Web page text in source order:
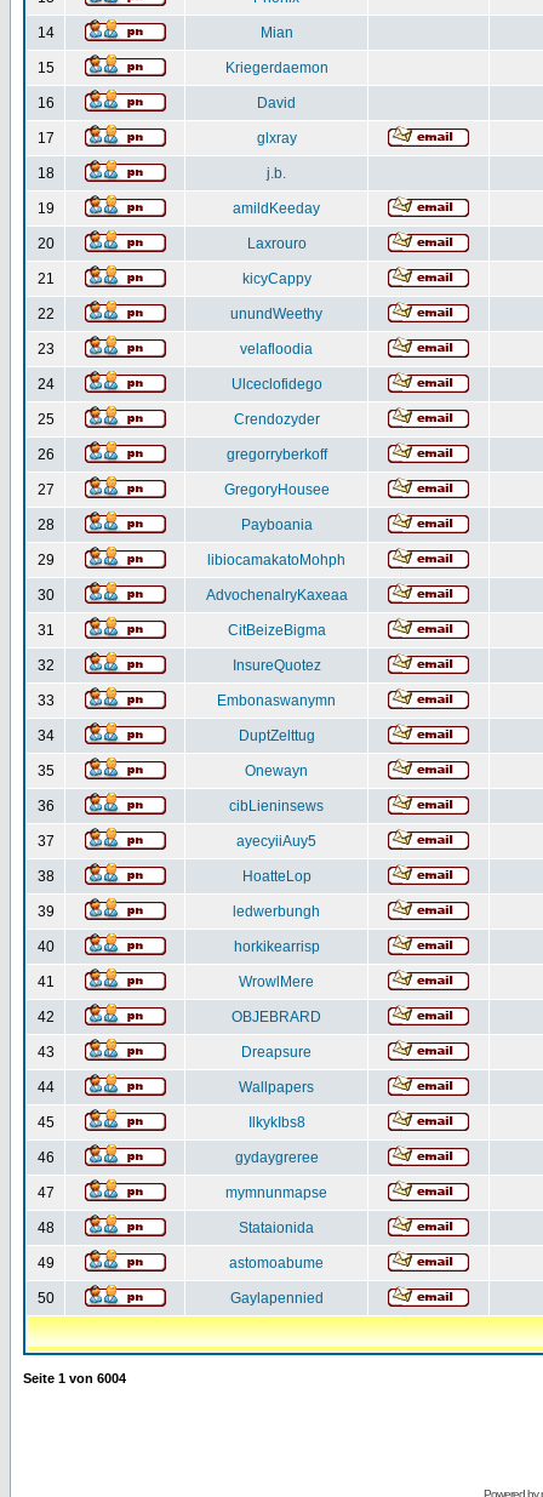
14 Mian
15 Kriegerdaemon
16 David
17 glxray
18 j.b.
19 amildKeeday
20 Laxrouro
21 kicyCappy
22 unundWeethy
23 velafloodia
24 Ulceclofidego
25 Crendozyder
26 gregorryberkoff
27 GregoryHousee
28 Payboania
29 libiocamakatoMohph
30 AdvochenalryKaxeaa
31 CitBeizeBigma
32 InsureQuotez
33 Embonaswanymn
34 DuptZelttug
35 Onewayn
36 cibLieninsews
37 ayecyiiAuy5
38 HoatteLop
39 ledwerbungh
40 horkikearrisp
41 WrowlMere
42 OBJEBRARD
43 Dreapsure
44 Wallpapers
45 IlkykIbs8
46 gydaygreree
47 mymnunmapse
48 Stataionida
49 astomoabume
50 Gaylapennied
Seite 1 von 6004
Powered by